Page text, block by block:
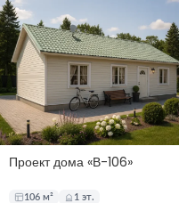
Проект дома «В-106»
106 м² 1 эт.